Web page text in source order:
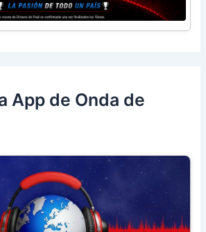
App de Onda de